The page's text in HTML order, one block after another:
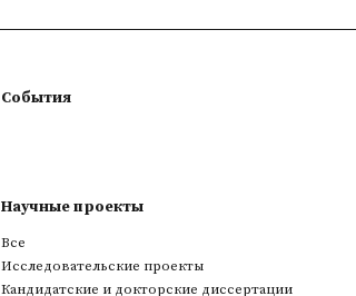
События
Научные проекты
Все
Исследовательские проекты
Кандидатские и докторские диссертации